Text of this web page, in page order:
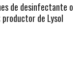
de desinfectante o
de Lysol